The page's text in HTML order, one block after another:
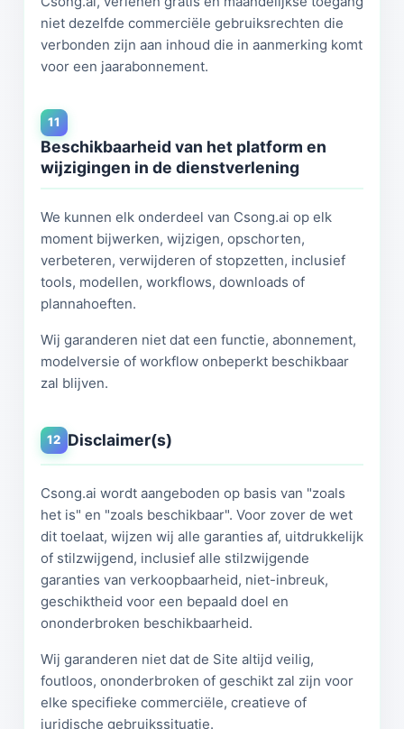
niet dezelfde commerciële gebruiksrechten die
verbonden zijn aan inhoud die in aanmerking komt
voor een jaarabonnement.
11
Beschikbaarheid van het platform en
wijzigingen in de dienstverlening
We kunnen elk onderdeel van Csong.ai op elk
moment bijwerken, wijzigen, opschorten,
verbeteren, verwijderen of stopzetten, inclusief
tools, modellen, workflows, downloads of
plannahoeften.
Wij garanderen niet dat een functie, abonnement,
modelversie of workflow onbeperkt beschikbaar
zal blijven.
12 Disclaimer(s)
Csong.ai wordt aangeboden op basis van "zoals
het is" en "zoals beschikbaar". Voor zover de wet
dit toelaat, wijzen wij alle garanties af, uitdrukkelijk
of stilzwijgend, inclusief alle stilzwijgende
garanties van verkoopbaarheid, niet-inbreuk,
geschiktheid voor een bepaald doel en
ononderbroken beschikbaarheid.
Wij garanderen niet dat de Site altijd veilig,
foutloos, ononderbroken of geschikt zal zijn voor
elke specifieke commerciële, creatieve of
juridische gebruikssituatie.